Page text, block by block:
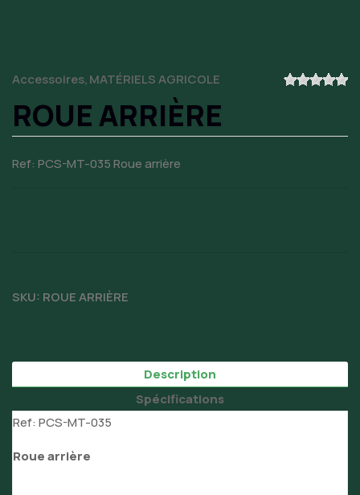
AccessoiresMATÉRIELS AGRICOLE
ROUE ARRIÈRE
Ref: PCS-MT-035 Roue arrière
SKU: ROUE ARRIÈRE
Description
Spécifications
Ref: PCS-MT-035
Roue arrière